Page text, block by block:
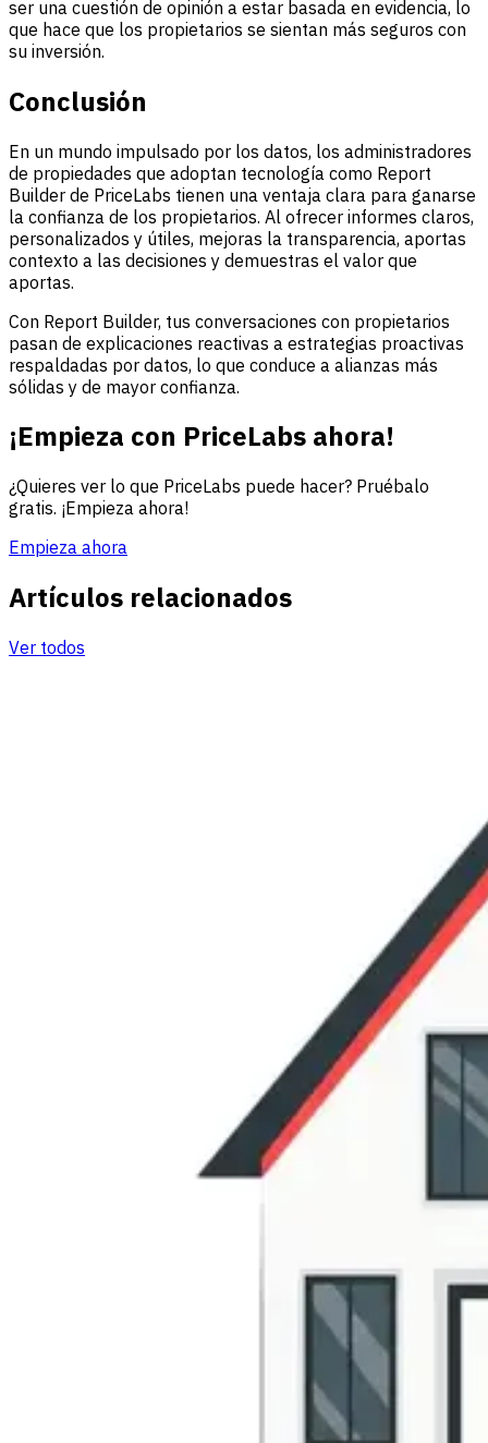
ser una cuestión de opinión a estar basada en evidencia, lo
que hace que los propietarios se sientan más seguros con
su inversión.
Conclusión
En un mundo impulsado por los datos, los administradores
de propiedades que adoptan tecnología como Report
Builder de PriceLabs tienen una ventaja clara para ganarse
la confianza de los propietarios. Al ofrecer informes claros,
personalizados y útiles, mejoras la transparencia, aportas
contexto a las decisiones y demuestras el valor que
aportas.
Con Report Builder, tus conversaciones con propietarios
pasan de explicaciones reactivas a estrategias proactivas
respaldadas por datos, lo que conduce a alianzas más
sólidas y de mayor confianza.
¡Empieza con PriceLabs ahora!
¿Quieres ver lo que PriceLabs puede hacer? Pruébalo
gratis. ¡Empieza ahora!
Empieza ahora
Artículos relacionados
Ver todos